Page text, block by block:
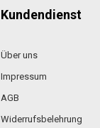
Kundendienst
Über uns
Impressum
AGB
Widerrufsbelehrung